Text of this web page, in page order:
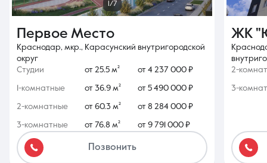
1/7
Первое Место
Краснодар, мкр., Карасунский внутригородской
округ
Студии
от 25.5 м² от 4 237 000 ₽
1-комнатные от 36.9 м² от 5 490 000 ₽
2-комнатные от 60.3 м² от 8 284 000 ₽
3-комнатные от 76.8 м² от 9 791 000 ₽
Позвонить
ЖК
2-
3-